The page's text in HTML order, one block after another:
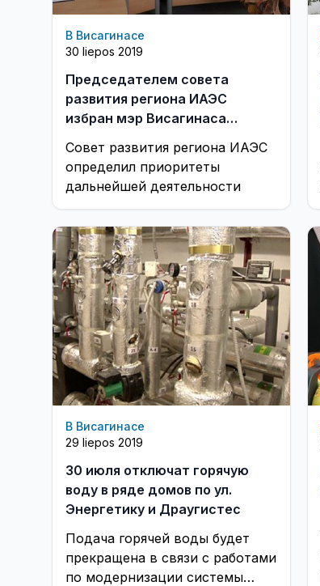
В Висагинасе
30 liepos 2019
Председателем совета
развития региона ИАЭС
избран мэр Висагинаса
Совет развития региона ИАЭС
определил приоритеты
дальнейшей деятельности
В Висагинасе
29 liepos 2019
30 июля отключат горячую
воду в ряде домов по ул.
Энергетику и Драугистес
Подача горячей воды будет
прекращена в связи с работами
по модернизации системы